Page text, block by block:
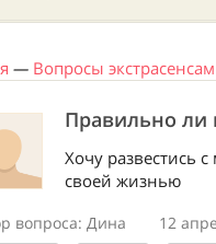
— Вопросы экстрасенсам
Правильно ли
Хочу развестись
своей жизнью
вопроса: Дина 12